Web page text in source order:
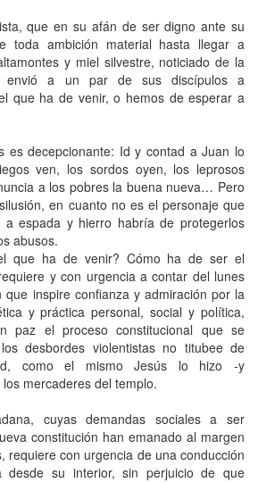
que en su afán de ser digno ante su
toda ambición material hasta llegar a
y miel silvestre, noticiado de la
envió a un par de sus discípulos a
que ha de venir, o hemos de esperar a
es decepcionante: Id y contad a Juan lo
ven, los sordos oyen, los leprosos
a los pobres la buena nueva… Pero
en cuanto no es el personaje que
a espada y hierro habría de protegerlos
abusos.
que ha de venir? Cómo ha de ser el
y con urgencia a contar del lunes
inspire confianza y admiración por la
y práctica personal, social y política,
paz el proceso constitucional que se
desbordes violentistas no titubee de
como el mismo Jesús lo hizo -y
mercaderes del templo.
cuyas demandas sociales a ser
constitución han emanado al margen
requiere con urgencia de una conducción
desde su interior, sin perjuicio de que